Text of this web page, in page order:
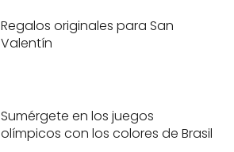
Regalos originales para San
Valentín
Sumérgete en los juegos
olímpicos con los colores de Brasil